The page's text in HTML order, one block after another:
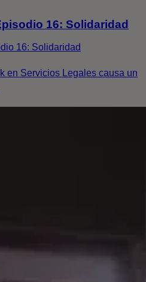
16: Solidaridad
16: Solidaridad
en Servicios Legales causa un